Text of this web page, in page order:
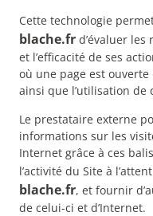
Cette technologie
blache.fr d’évaluer les
et l’efficacité de ses
où une page est
ainsi que l’utilisation de
Le prestataire externe
informations sur les
Internet grâce à ces
l’activité du Site à
blache.fr, et fournir
de celui-ci et d’Internet.